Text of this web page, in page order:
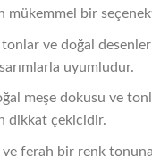
mükemmel bir
ve doğal
uyumludur.
meşe dokusu ve
dikkat çekicidir.
ferah bir renk